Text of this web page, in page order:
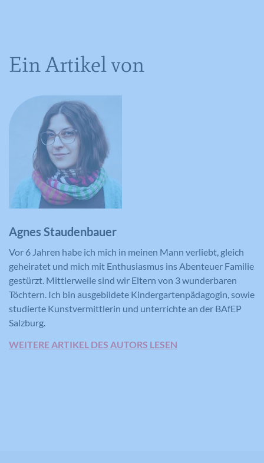
Ein Artikel von
Agnes Staudenbauer
Vor 6 Jahren habe ich mich in meinen Mann verliebt, gleich
geheiratet und mich mit Enthusiasmus ins Abenteuer Familie
gestürzt. Mittlerweile sind wir Eltern von 3 wunderbaren
Töchtern. Ich bin ausgebildete Kindergartenpädagogin, sowie
studierte Kunstvermittlerin und unterrichte an der BAfEP
Salzburg.
WEITERE ARTIKEL DES AUTORS LESEN